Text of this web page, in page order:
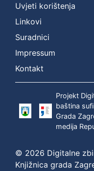
Uvjeti korištenja
Linkovi
Suradnici
Impressum
Kontakt
Projekt
baština
Grada
medija
© 2026 Digitalne
Knjižnica grada